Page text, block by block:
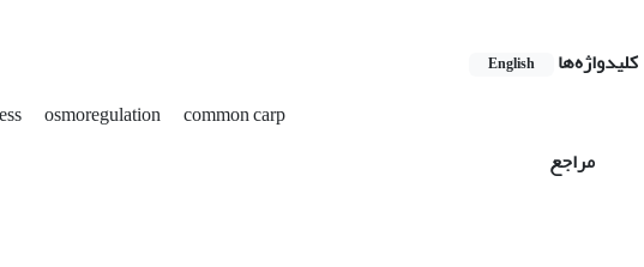
کلیدواژه‌ها English
osmoregulation
common carp
مراجع